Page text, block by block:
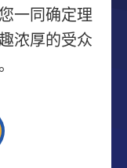
一同确定理
浓厚的受众